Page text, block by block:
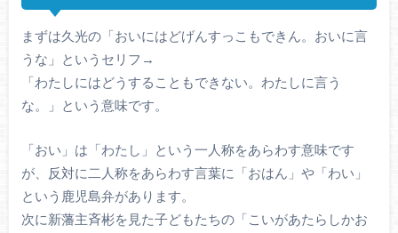
まずは久光の「おいにはどげんすっこもできん。おいに言
うな」というセリフ→
「わたしにはどうすることもできない。わたしに言う
な。」という意味です。
「おい」は「わたし」という一人称をあらわす意味です
が、反対に二人称をあらわす言葉に「おはん」や「わい」
という鹿児島弁があります。
次に新藩主斉彬を見た子どもたちの「こいがあたらしかお